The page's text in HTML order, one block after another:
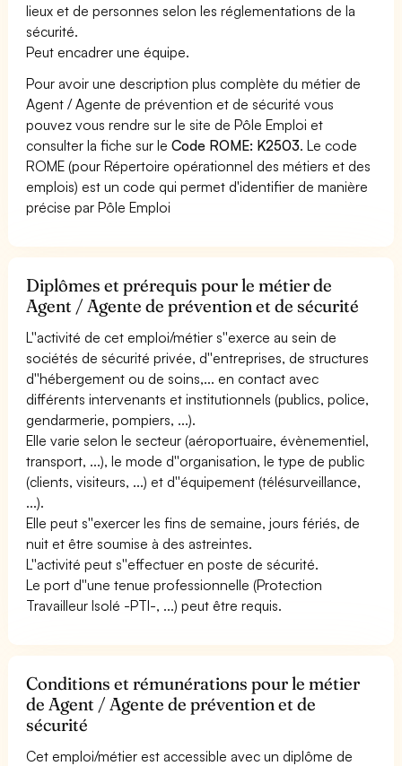
lieux et de personnes selon les réglementations de la
sécurité.
Peut encadrer une équipe.
Pour avoir une description plus complète du métier de
Agent / Agente de prévention et de sécurité vous
pouvez vous rendre sur le site de Pôle Emploi et
consulter la fiche sur leCode ROME: K2503. Le code
ROME (pour Répertoire opérationnel des métiers et des
emplois) est un code qui permet d'identifier de manière
précise par Pôle Emploi
Diplômes et prérequis pour le métier de
Agent / Agente de prévention et de sécurité
L''activité de cet emploi/métier s''exerce au sein de
sociétés de sécurité privée, d''entreprises, de structures
d''hébergement ou de soins,... en contact avec
différents intervenants et institutionnels (publics, police,
gendarmerie, pompiers, ...).
Elle varie selon le secteur (aéroportuaire, évènementiel,
transport, ...), le mode d''organisation, le type de public
(clients, visiteurs, ...) et d''équipement (télésurveillance,
...).
Elle peut s''exercer les fins de semaine, jours fériés, de
nuit et être soumise à des astreintes.
L''activité peut s''effectuer en poste de sécurité.
Le port d''une tenue professionnelle (Protection
Travailleur Isolé -PTI-, ...) peut être requis.
Conditions et rémunérations pour le métier
de Agent / Agente de prévention et de
sécurité
Cet emploi/métier est accessible avec un diplôme de